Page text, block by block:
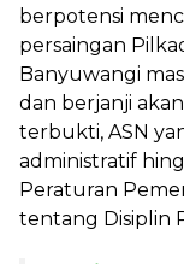
berpotensi
persaingan
Banyuwangi
dan berjanji
terbukti, ASN
administratif
Peraturan
tentang Disiplin